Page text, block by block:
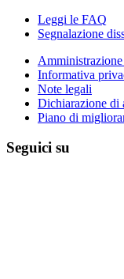
Leggi le FAQ
Segnalazione
Amministrazione
Informativa
Note legali
Dichiarazione di
Piano di
Seguici su